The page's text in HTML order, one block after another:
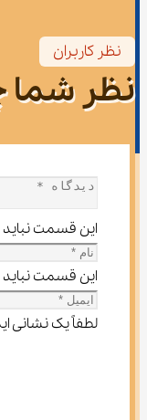
نظر کاربران
نظر
این قسمت نباید
این قسمت نباید
لطفاً یک نشانی